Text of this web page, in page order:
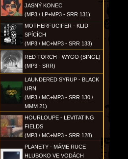
JASNÝ KONEC
(MP3 / LP+MP3 - SRR 131)
MOTHERFUCIFER - KLID
SPÍCÍCH
(MP3 / MC+MP3 - SRR 133)
RED TORCH - WYGO (SINGL)
(MP3 - SRR)
LAUNDERED SYRUP - BLACK
URN
(MP3 / MC+MP3 - SRR 130 /
MMM 21)
HOURLOUPE - LEVITATING
FIELDS
(MP3 / MC+MP3 - SRR 128)
PLANETY - MÁME RUCE
HLUBOKO VE VODÁCH